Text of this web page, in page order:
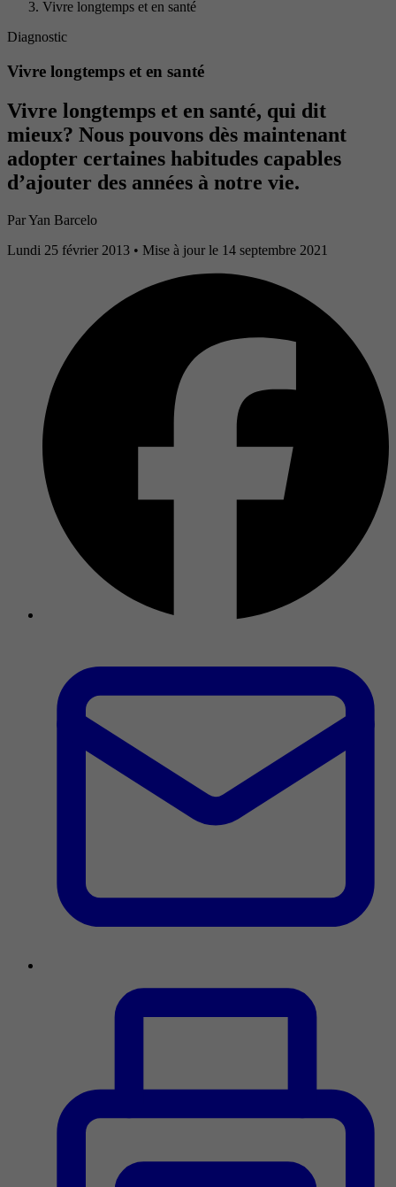
Vivre longtemps et en santé
Diagnostic
Vivre longtemps et en santé
Vivre longtemps et en santé, qui dit
mieux? Nous pouvons dès maintenant
adopter certaines habitudes capables
d’ajouter des années à notre vie.
ParYan Barcelo
Lundi 25 février 2013 • Mise à jour le 14 septembre 2021